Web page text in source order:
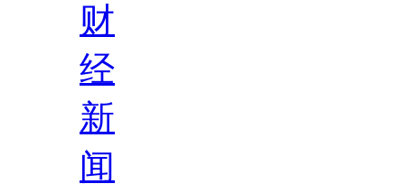
财
经
新
闻